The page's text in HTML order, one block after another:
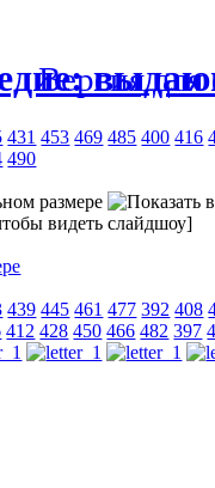
Версия
431 453 469 485 400 416
490
видеть слайдшоу]
439 445 461 477 392 408
412 428 450 466 482 397